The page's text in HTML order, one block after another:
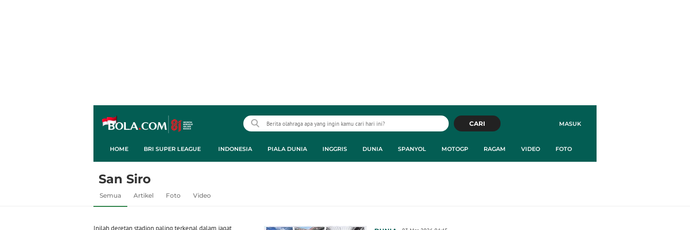
MASUK
CARI
HOME BRI SUPER LEAGUE INDONESIA PIALA DUNIA INGGRIS DUNIA SPANYOL MOTOGP RAGAM VIDEO FOTO
San Siro
Semua Artikel Foto Video
Inilah deretan stadion paling terkenal dalam jagat